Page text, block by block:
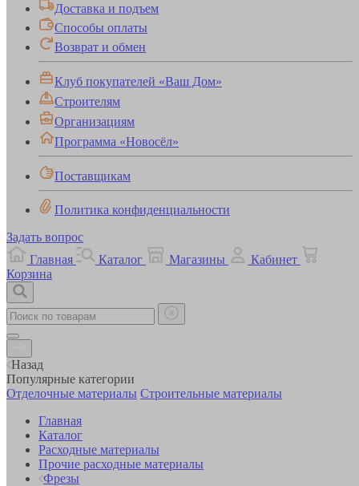
Доставка и подъем
Способы оплаты
Возврат и обмен
Клуб покупателей «Ваш Дом»
Строителям
Организациям
Программа «Новосёл»
Поставщикам
Политика конфиденциальности
Задать вопрос
Главная
Каталог Магазины
Кабинет
Корзина
Назад
Популярные категории
Отделочные материалы Строительные материалы
Главная
Каталог
Расходные материалы
Прочие расходные материалы
Фрезы